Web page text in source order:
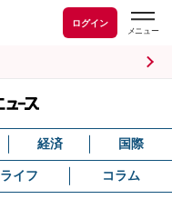
ログイン
経済 国際
ライフ コラム